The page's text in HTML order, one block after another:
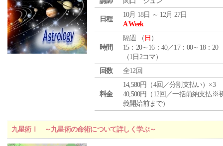
日程
10月 18日 ～ 12月 27日
A Week
時間
隔週 （ 日 ）
15：20～16：40／17：00～18：20
（1日2コマ）
回数
全12回
料金
14,580円（4回／分割支払い）×3
40,500円（12回／一括前納支払※
義開始前まで）
九星術Ⅰ ～九星術の命術について詳しく学ぶ～